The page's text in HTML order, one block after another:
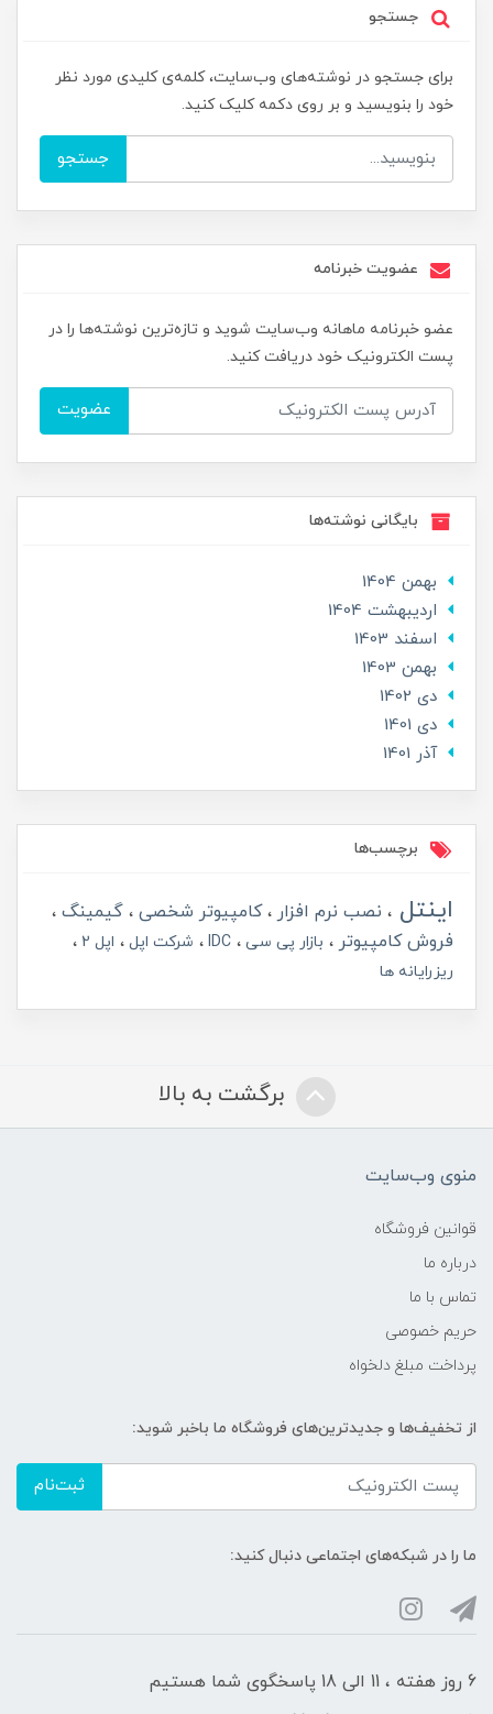
جستجو
برای جستجو در نوشته‌های وب‌سایت، کلمه‌ی کلیدی مورد نظر
خود را بنویسید و بر روی دکمه کلیک کنید.
جستجو
عضویت خبرنامه
عضو خبرنامه ماهانه وب‌سایت شوید و تازه‌ترین نوشته‌ها را در
پست الکترونیک خود دریافت کنید.
عضویت
بایگانی نوشته‌ها
بهمن 1404
ارديبهشت 1404
اسفند 1403
بهمن 1403
دی 1402
دی 1401
آذر 1401
برچسب‌ها
اینتل نصب نرم افزار کامپیوتر شخصی
گیمینگ
فروش کامپیوتر
بازار پی سی IDC شرکت اپل
اپل 2
ریزرایانه ها
برگشت به بالا
منوی وب‌سایت
قوانین فروشگاه
درباره ما
تماس با ما
حریم خصوصی
پرداخت مبلغ دلخواه
از تخفیف‌ها و جدیدترین‌های فروشگاه ما باخبر شوید:
ثبت‌نام
ما را در شبکه‌های اجتماعی دنبال کنید:
6 روز هفته ، 11 الی 18 پاسخگوی شما هستیم